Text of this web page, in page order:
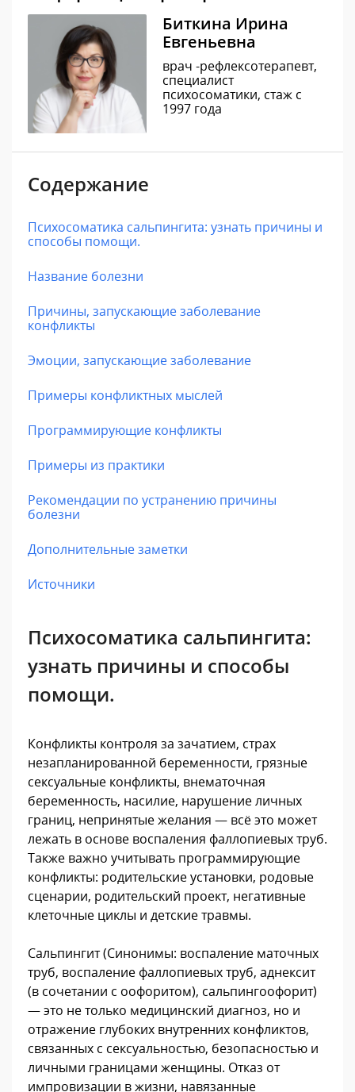
Биткина Ирина
Евгеньевна
врач -рефлексотерапевт,
специалист
психосоматики, стаж с
1997 года
Содержание
Психосоматика сальпингита: узнать причины и
способы помощи.
Название болезни
Причины, запускающие заболевание
конфликты
Эмоции, запускающие заболевание
Примеры конфликтных мыслей
Программирующие конфликты
Примеры из практики
Рекомендации по устранению причины
болезни
Дополнительные заметки
Источники
Психосоматика сальпингита:
узнать причины и способы
помощи.
Конфликты контроля за зачатием, страх
незапланированной беременности, грязные
сексуальные конфликты, внематочная
беременность, насилие, нарушение личных
границ, непринятые желания — всё это может
лежать в основе воспаления фаллопиевых труб.
Также важно учитывать программирующие
конфликты: родительские установки, родовые
сценарии, родительский проект, негативные
клеточные циклы и детские травмы.
Сальпингит (Синонимы: воспаление маточных
труб, воспаление фаллопиевых труб, аднексит
(в сочетании с оофоритом), сальпингоофорит)
— это не только медицинский диагноз, но и
отражение глубоких внутренних конфликтов,
связанных с сексуальностью, безопасностью и
личными границами женщины. Отказ от
импровизации в жизни, навязанные